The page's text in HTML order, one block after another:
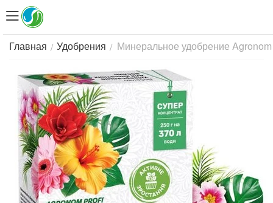
Главная / Удобрения / Минеральное удобрение